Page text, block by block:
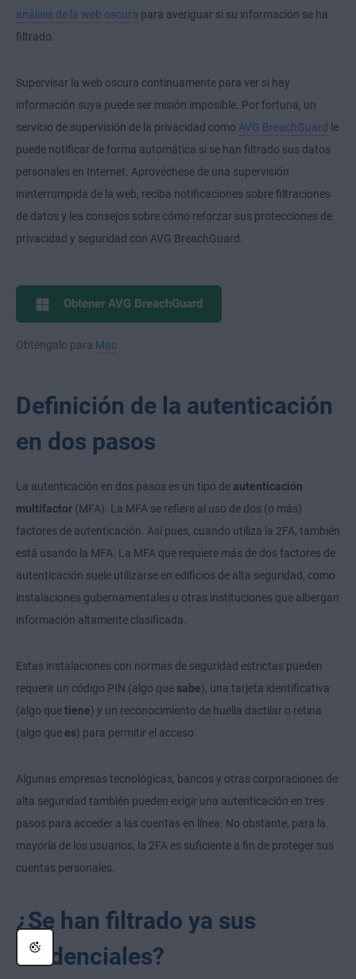
análisis de la web oscura para averiguar si su información se ha
filtrado.
Supervisar la web oscura continuamente para ver si hay
información suya puede ser misión imposible. Por fortuna, un
servicio de supervisión de la privacidad como AVG BreachGuard
le
puede notificar de forma automática si se han filtrado sus datos
personales en Internet. Aprovéchese de una supervisión
ininterrumpida de la web, reciba notificaciones sobre filtraciones
de datos y lea consejos sobre cómo reforzar sus protecciones de
privacidad y seguridad con AVG BreachGuard.
Obtener AVG BreachGuard
Obténgalo para Mac
Definición de la autenticación
en dos pasos
La autenticación en dos pasos es un tipo de autenticación
multifactor (MFA). La MFA se refiere al uso de dos (o más)
factores de autenticación. Así pues, cuando utiliza la 2FA, también
está usando la MFA. La MFA que requiere más de dos factores de
autenticación suele utilizarse en edificios de alta seguridad, como
instalaciones gubernamentales u otras instituciones que albergan
información altamente clasificada.
Estas instalaciones con normas de seguridad estrictas pueden
requerir un código PIN (algo que sabe), una tarjeta identificativa
(algo quetiene) y un reconocimiento de huella dactilar o retina
(algo que es) para permitir el acceso.
Algunas empresas tecnológicas, bancos y otras corporaciones de
alta seguridad también pueden exigir una autenticación en tres
pasos para acceder a las cuentas en línea. No obstante, para la
mayoría de los usuarios, la 2FA es suficiente a fin de proteger sus
cuentas personales.
¿Se han filtrado ya sus
credenciales?